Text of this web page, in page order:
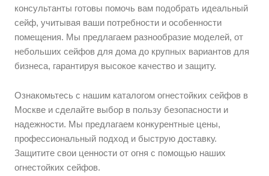
консультанты готовы помочь вам подобрать идеальный
сейф, учитывая ваши потребности и особенности
помещения. Мы предлагаем разнообразие моделей, от
небольших сейфов для дома до крупных вариантов для
бизнеса, гарантируя высокое качество и защиту.
Ознакомьтесь с нашим каталогом огнестойких сейфов в
Москве и сделайте выбор в пользу безопасности и
надежности. Мы предлагаем конкурентные цены,
профессиональный подход и быструю доставку.
Защитите свои ценности от огня с помощью наших
огнестойких сейфов.